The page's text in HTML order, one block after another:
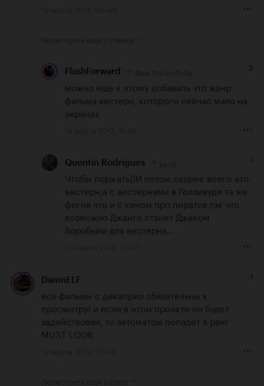
FlashForward 2
можно еще к этому добавить что жанр
фильма вестерн, которого сейчас мало на
экранах
Quentin Rodrigues -1
Чтобы поржать))И потом,скорее всего это
вестерн,а с вестернами в Голливуде та же
фигня что и с кином про пиратов,так что
возможно Джанго станет Джеком
Воробьём для вестерна...
DamnELF -1
все фильмы с дикаприо обязательны к
просмотру! и если в этом проэкте он будет
задействован, то автоматом попадет в ранг
MUST LOOK